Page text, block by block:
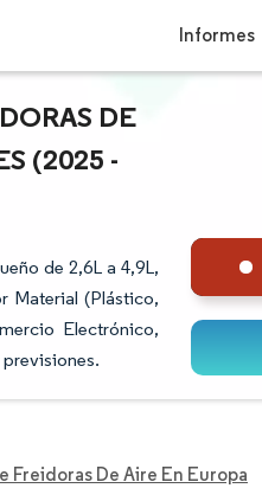
Informes
DE
(2025 -
de 2,6L a 4,9L,
Material (Plástico,
Electrónico,
Freidoras De Aire En Europa